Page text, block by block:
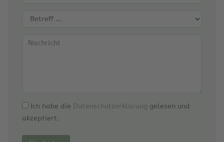
Ich habe die Datenschutzerklärung gelesen und
akzeptiert.